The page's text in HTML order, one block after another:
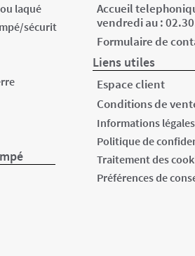
laqué
sécurit
Accueil
vendredi au :
Formulaire de
Liens utiles
Espace client
Conditions de
Informations légales
Politique de
Traitement des
Préférences de